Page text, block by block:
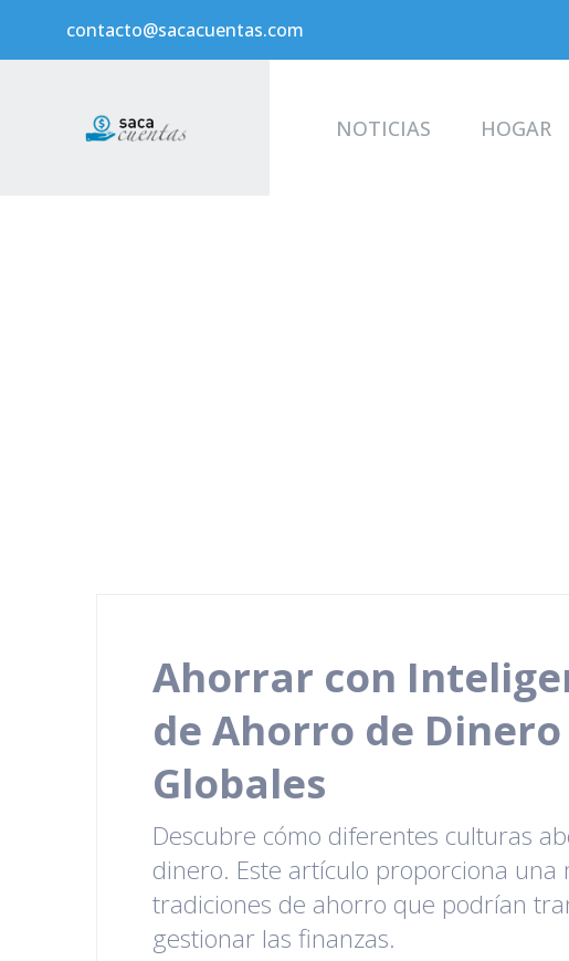
contacto@sacacuentas.com
NOTICIAS HOGAR
Ahorrar con
de Ahorro de
Globales
Descubre cómo diferentes culturas
dinero. Este artículo proporciona
tradiciones de ahorro que podrían
gestionar las finanzas.